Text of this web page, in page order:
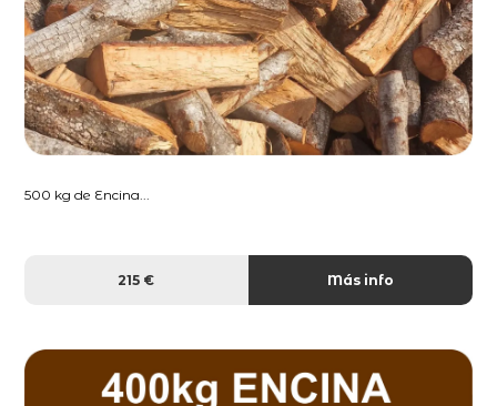
500 kg de Encina...
215 € Más info